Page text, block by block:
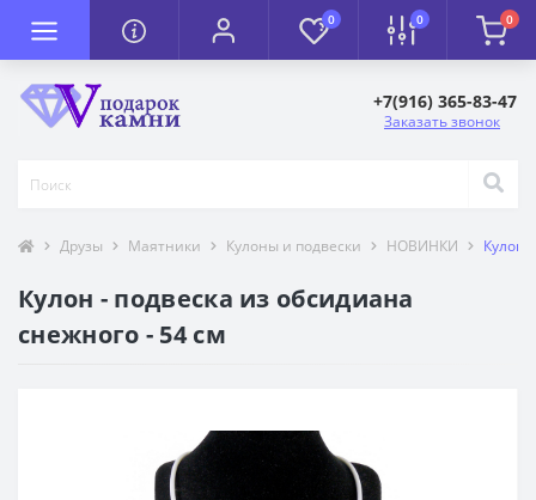
0 0 0
+7(916) 365-83-47
Заказать звонок
Друзы Маятники Кулоны и подвески НОВИНКИ Кулон
Кулон - подвеска из обсидиана
снежного - 54 см